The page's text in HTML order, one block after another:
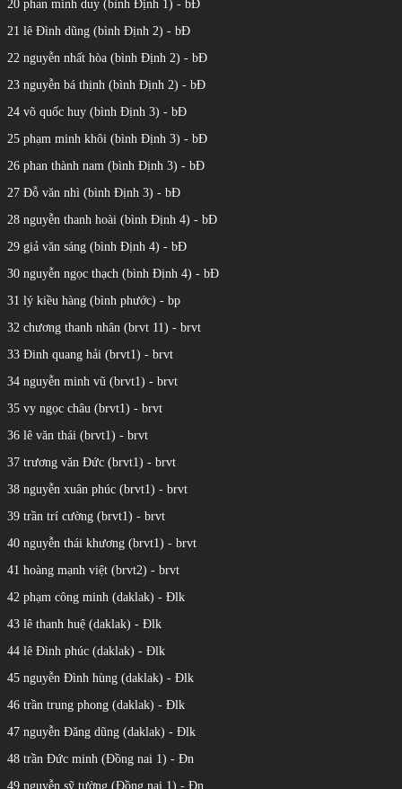
20 phan minh duy (bình Định 1) - bĐ
21 lê Đình dũng (bình Định 2) - bĐ
22 nguyễn nhất hòa (bình Định 2) - bĐ
23 nguyễn bá thịnh (bình Định 2) - bĐ
24 võ quốc huy (bình Định 3) - bĐ
25 phạm minh khôi (bình Định 3) - bĐ
26 phan thành nam (bình Định 3) - bĐ
27 Đỗ văn nhì (bình Định 3) - bĐ
28 nguyễn thanh hoài (bình Định 4) - bĐ
29 giả văn sáng (bình Định 4) - bĐ
30 nguyễn ngọc thạch (bình Định 4) - bĐ
31 lý kiều hàng (bình phước) - bp
32 chương thanh nhân (brvt 11) - brvt
33 Đinh quang hải (brvt1) - brvt
34 nguyễn minh vũ (brvt1) - brvt
35 vy ngọc châu (brvt1) - brvt
36 lê văn thái (brvt1) - brvt
37 trương văn Đức (brvt1) - brvt
38 nguyễn xuân phúc (brvt1) - brvt
39 trần trí cường (brvt1) - brvt
40 nguyễn thái khương (brvt1) - brvt
41 hoàng mạnh việt (brvt2) - brvt
42 phạm công minh (daklak) - Đlk
43 lê thanh huệ (daklak) - Đlk
44 lê Đình phúc (daklak) - Đlk
45 nguyễn Đình hùng (daklak) - Đlk
46 trần trung phong (daklak) - Đlk
47 nguyễn Đăng dũng (daklak) - Đlk
48 trần Đức minh (Đồng nai 1) - Đn
49 nguyễn sỹ tường (Đồng nai 1) - Đn